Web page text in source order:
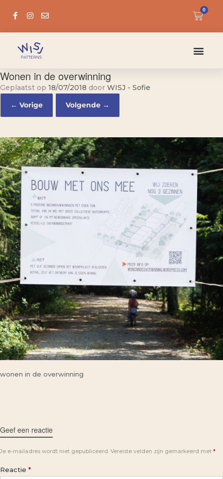
0
Wonen in de overwinning
Geplaatst op 18/07/2018 door WISJ - Sofie
← Vorige
Volgende →
wonen in de overwinning
Geef een reactie
Je e-mailadres wordt niet gepubliceerd. Vereiste velden zijn gemarkeerd met *
Reactie *